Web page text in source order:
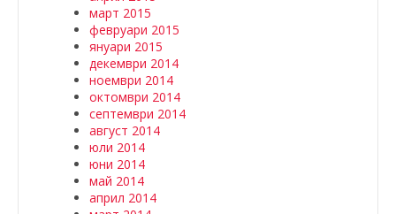
март 2015
февруари 2015
януари 2015
декември 2014
ноември 2014
октомври 2014
септември 2014
август 2014
юли 2014
юни 2014
май 2014
април 2014